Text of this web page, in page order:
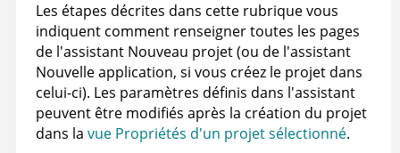
Les étapes décrites dans cette rubrique vous
indiquent comment renseigner toutes les pages
de l'assistant Nouveau projet (ou de l'assistant
Nouvelle application, si vous créez le projet dans
celui-ci). Les paramètres définis dans l'assistant
peuvent être modifiés après la création du projet
dans la vue Propriétés d'un projet sélectionné.